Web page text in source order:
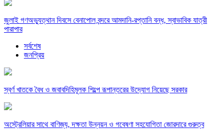
জুলাই গণঅভ্যুত্থান দিবসে বেনাপোল বন্দরে আমদানি-রপ্তানি বন্ধ, স্বাভাবিক যাত্রী
পারাপার
সর্বশেষ
জনপ্রিয়
স্বর্ণ খাতকে বৈধ ও জবাবদিহিমূলক শিল্পে রূপান্তরের উদ্যোগ নিয়েছে সরকার
অস্ট্রেলিয়ার সাথে বাণিজ্য, দক্ষতা উন্নয়ন ও গবেষণা সহযোগিতা জোরদারে গুরুত্ব